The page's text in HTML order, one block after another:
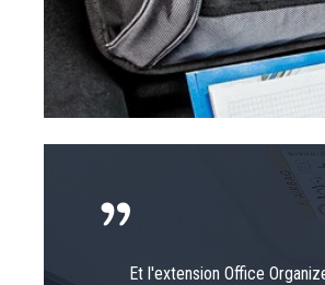
Et l'extension Office